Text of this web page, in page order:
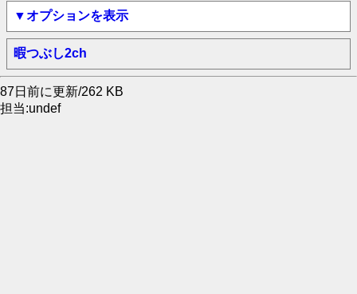
▼オプションを表示
暇つぶし2ch
87日前に更新/262 KB
担当:undef